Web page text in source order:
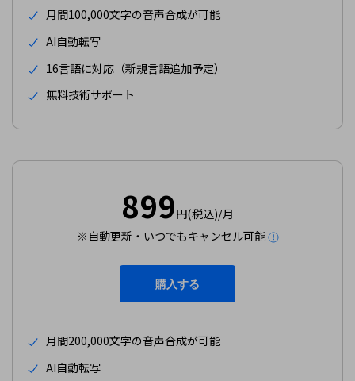
月間100,000文字の音声合成が可能
AI自動転写
16言語に対応（新規言語追加予定）
無料技術サポート
899円(税込)/月
※自動更新・いつでもキャンセル可能
購入する
月間200,000文字の音声合成が可能
AI自動転写